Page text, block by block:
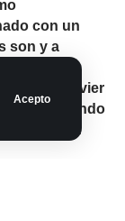
Acepto
con un
son y a
con Javier
derrotando